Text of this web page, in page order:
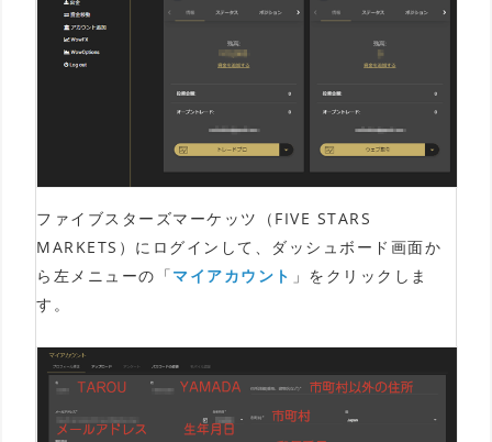
ファイブスターズマーケッツ（FIVE STARS
MARKETS）にログインして、ダッシュボード画面か
ら左メニューの「マイアカウント 」をクリックしま
す。